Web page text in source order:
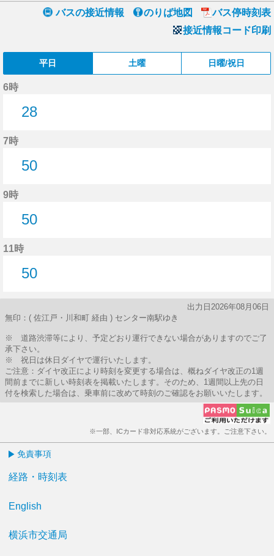
バスの接近情報 のりば地図
バス停時刻表
接近情報コード印刷
平日 土曜 日曜/祝日
6時
28
7時
50
9時
50
11時
50
出力日2026年08月06日
無印：( 佐江戸・川和町 経由 ) センター南駅ゆき
※ 道路渋滞等により、予定どおり運行できない場合がありますのでご了
承下さい。
※ 祝日は休日ダイヤで運行いたします。
ご注意：ダイヤ改正により時刻を変更する場合は、概ねダイヤ改正の1週
間前までに新しい時刻表を掲載いたします。そのため、1週間以上先の日
付を検索した場合は、乗車前に改めて時刻のご確認をお願いいたします。
※一部、ICカード非対応系統がございます。ご注意下さい。
免責事項
経路・時刻表
English
横浜市交通局